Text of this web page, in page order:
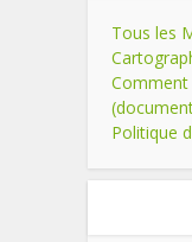
Tous les
Comment
Politique